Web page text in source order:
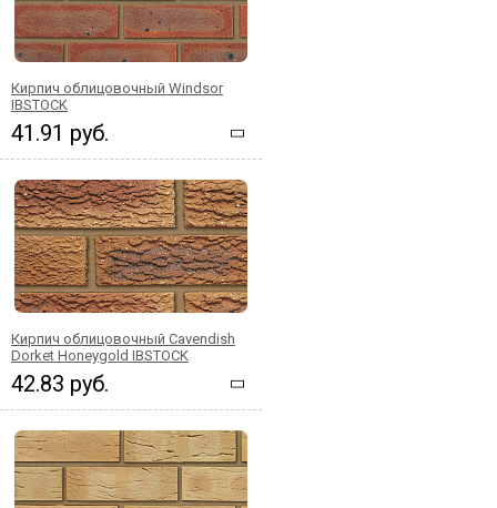
Кирпич облицовочный Windsor
IBSTOCK
41.91 руб.
Кирпич облицовочный Cavendish
Dorket Honeygold IBSTOCK
42.83 руб.